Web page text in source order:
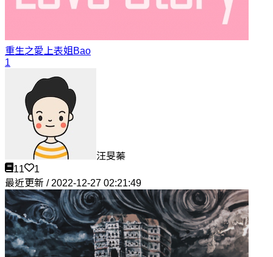
重生之愛上表姐 Bao
1
汪旻蓁
11
1
最近更新 / 2022-12-27 02:21:49